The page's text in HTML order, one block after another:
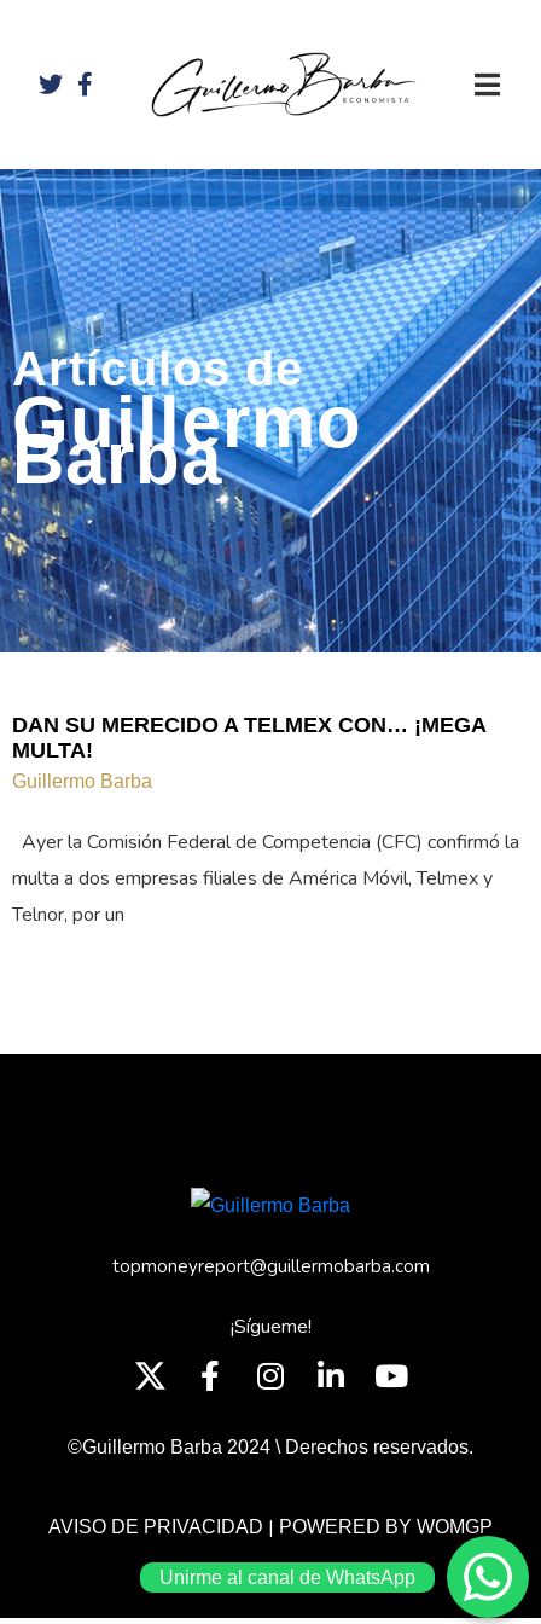
Artículos de
Guillermo
Barba
DAN SU MERECIDO A TELMEX CON… ¡MEGA
MULTA!
Guillermo Barba
Ayer la Comisión Federal de Competencia (CFC) confirmó la
multa a dos empresas filiales de América Móvil, Telmex y
Telnor, por un
topmoneyreport@guillermobarba.com
¡Sígueme!
©Guillermo Barba 2024 \ Derechos reservados.
AVISO DE PRIVACIDAD | POWERED BY WOMGP
Unirme al canal de WhatsApp